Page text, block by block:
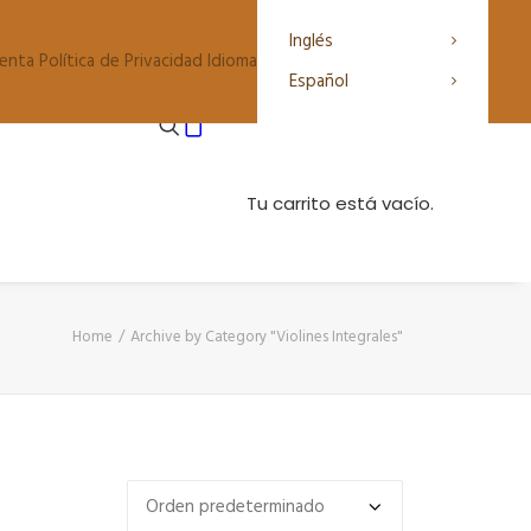
Política de Privacidad Idioma
Inglés
Español
Tu carrito está vacío.
Home Archive by Category "Violines Integrales"